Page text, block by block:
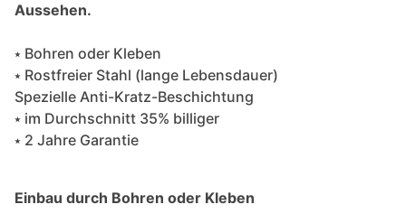
Aussehen.
⭑ Bohren oder Kleben
⭑ Rostfreier Stahl (lange Lebensdauer)
Spezielle Anti-Kratz-Beschichtung
⭑ im Durchschnitt 35% billiger
⭑ 2 Jahre Garantie
Einbau durch Bohren oder Kleben